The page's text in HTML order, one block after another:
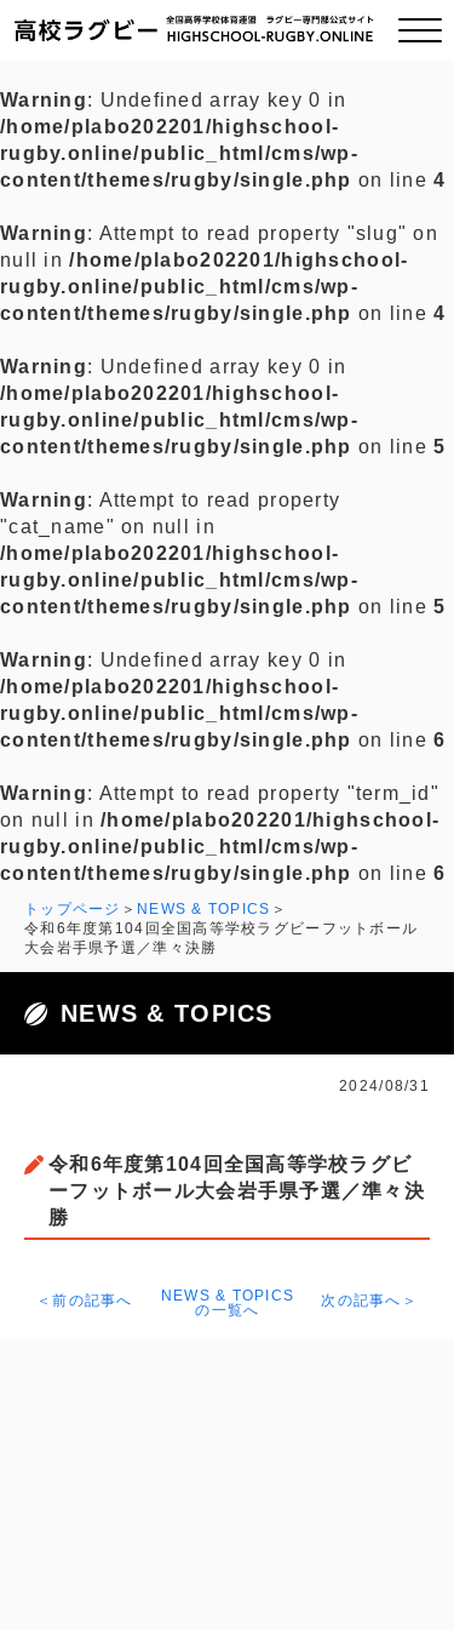
ご挨拶
全国チーム紹介
プライバシーポリシー
お問い合わせ
Warning: Undefined array key 0 in
/home/plabo202201/highschool-
rugby.online/public_html/cms/wp-
content/themes/rugby/single.php on line4
Warning: Attempt to read property "slug" on
null in/home/plabo202201/highschool-
rugby.online/public_html/cms/wp-
content/themes/rugby/single.php on line4
Warning: Undefined array key 0 in
/home/plabo202201/highschool-
rugby.online/public_html/cms/wp-
content/themes/rugby/single.php on line5
Warning: Attempt to read property
"cat_name" on null in
/home/plabo202201/highschool-
rugby.online/public_html/cms/wp-
content/themes/rugby/single.php on line5
Warning: Undefined array key 0 in
/home/plabo202201/highschool-
rugby.online/public_html/cms/wp-
content/themes/rugby/single.php on line6
Warning: Attempt to read property "term_id"
on null in/home/plabo202201/highschool-
rugby.online/public_html/cms/wp-
content/themes/rugby/single.php on line6
トップページ
NEWS & TOPICS
令和6年度第104回全国高等学校ラグビーフットボール
大会岩手県予選／準々決勝
NEWS & TOPICS
2024/08/31
令和6年度第104回全国高等学校ラグビ
ーフットボール大会岩手県予選／準々決
勝
＜前の記事へ
NEWS & TOPICS
の一覧へ
次の記事へ＞